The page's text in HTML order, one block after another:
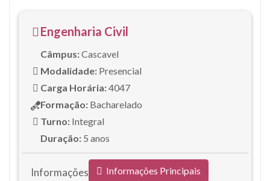
Engenharia Civil
Câmpus:Cascavel
Modalidade: Presencial
Carga Horária:4047
Formação: Bacharelado
Turno: Integral
Duração: 5 anos
Informações
Informações Principais